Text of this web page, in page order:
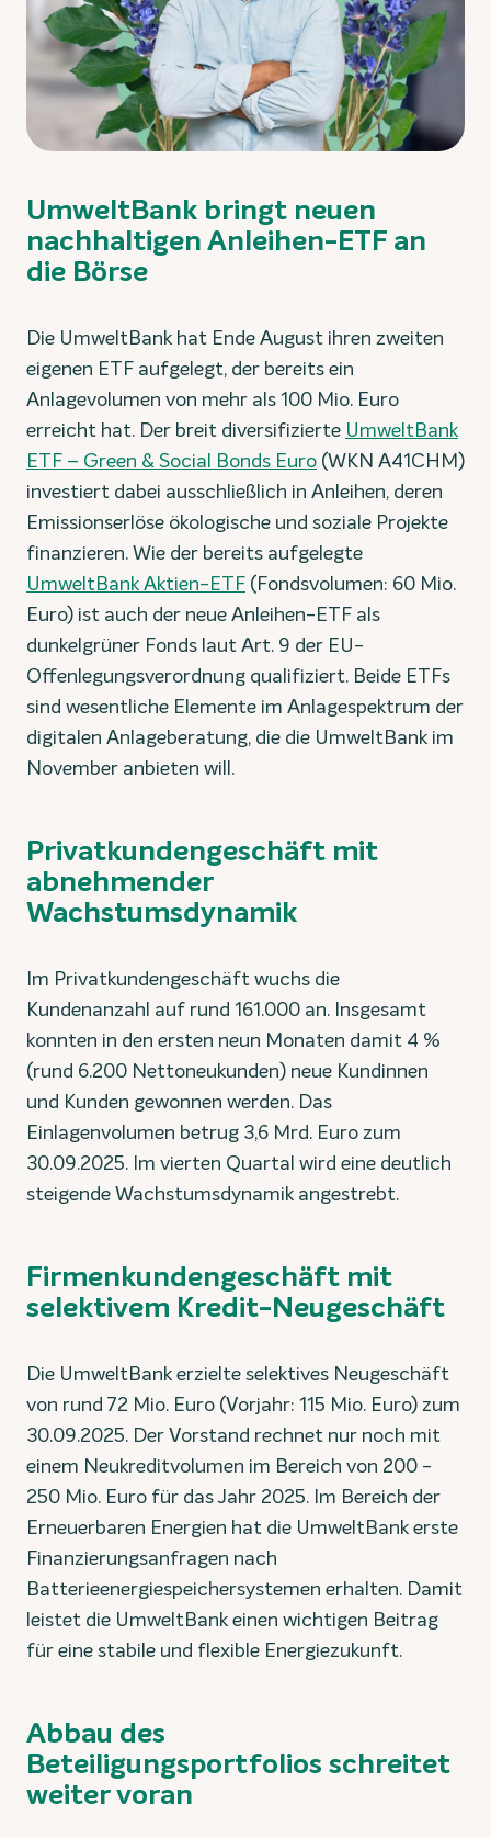
UmweltBank bringt neuen
nachhaltigen Anleihen-ETF an
die Börse
Die UmweltBank hat Ende August ihren zweiten
eigenen ETF aufgelegt, der bereits ein
Anlagevolumen von mehr als 100 Mio. Euro
erreicht hat. Der breit diversifizierte UmweltBank
ETF – Green & Social Bonds Euro (WKN A41CHM)
investiert dabei ausschließlich in Anleihen, deren
Emissionserlöse ökologische und soziale Projekte
finanzieren. Wie der bereits aufgelegte
UmweltBank Aktien-ETF (Fondsvolumen: 60 Mio.
Euro) ist auch der neue Anleihen-ETF als
dunkelgrüner Fonds laut Art. 9 der EU-
Offenlegungsverordnung qualifiziert. Beide ETFs
sind wesentliche Elemente im Anlagespektrum der
digitalen Anlageberatung, die die UmweltBank im
November anbieten will.
Privatkundengeschäft mit
abnehmender
Wachstumsdynamik
Im Privatkundengeschäft wuchs die
Kundenanzahl auf rund 161.000 an. Insgesamt
konnten in den ersten neun Monaten damit 4 %
(rund 6.200 Nettoneukunden) neue Kundinnen
und Kunden gewonnen werden. Das
Einlagenvolumen betrug 3,6 Mrd. Euro zum
30.09.2025. Im vierten Quartal wird eine deutlich
steigende Wachstumsdynamik angestrebt.
Firmenkundengeschäft mit
selektivem Kredit-Neugeschäft
Die UmweltBank erzielte selektives Neugeschäft
von rund 72 Mio. Euro (Vorjahr: 115 Mio. Euro) zum
30.09.2025. Der Vorstand rechnet nur noch mit
einem Neukreditvolumen im Bereich von 200 -
250 Mio. Euro für das Jahr 2025. Im Bereich der
Erneuerbaren Energien hat die UmweltBank erste
Finanzierungsanfragen nach
Batterieenergiespeichersystemen erhalten. Damit
leistet die UmweltBank einen wichtigen Beitrag
für eine stabile und flexible Energiezukunft.
Abbau des
Beteiligungsportfolios schreitet
weiter voran